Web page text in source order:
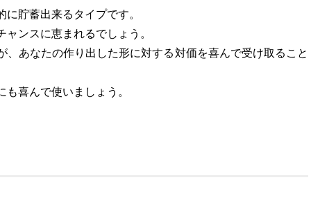
貯蓄出来るタイプです。
ンスに恵まれるでしょう。
あなたの作り出した形に対する対価を喜んで受け取ること
喜んで使いましょう。